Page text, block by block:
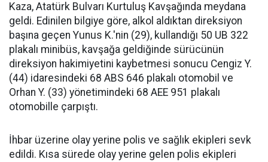
Kaza, Atatürk Bulvarı Kurtuluş Kavşağında meydana
geldi. Edinilen bilgiye göre, alkol aldıktan direksiyon
başına geçen Yunus K.'nin (29), kullandığı 50 UB 322
plakalı minibüs, kavşağa geldiğinde sürücünün
direksiyon hakimiyetini kaybetmesi sonucu Cengiz Y.
(44) idaresindeki 68 ABS 646 plakalı otomobil ve
Orhan Y. (33) yönetimindeki 68 AEE 951 plakalı
otomobille çarpıştı.
İhbar üzerine olay yerine polis ve sağlık ekipleri sevk
edildi. Kısa sürede olay yerine gelen polis ekipleri